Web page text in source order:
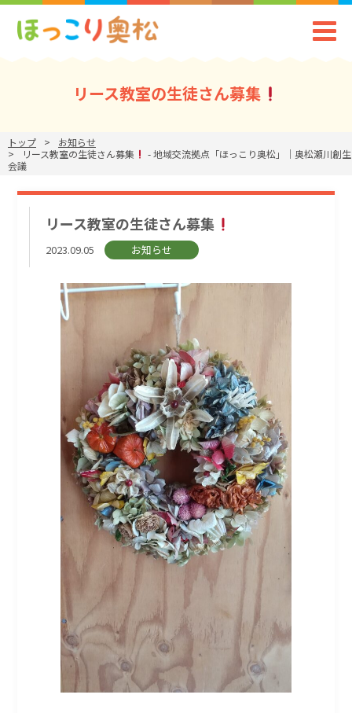
リース教室の生徒さん募集
トップ
お知らせ
リース教室の生徒さん募集
- 地域交流拠点「ほっこり奥松」｜奥松瀬川創生
会議
リース教室の生徒さん募集
2023.09.05 お知らせ